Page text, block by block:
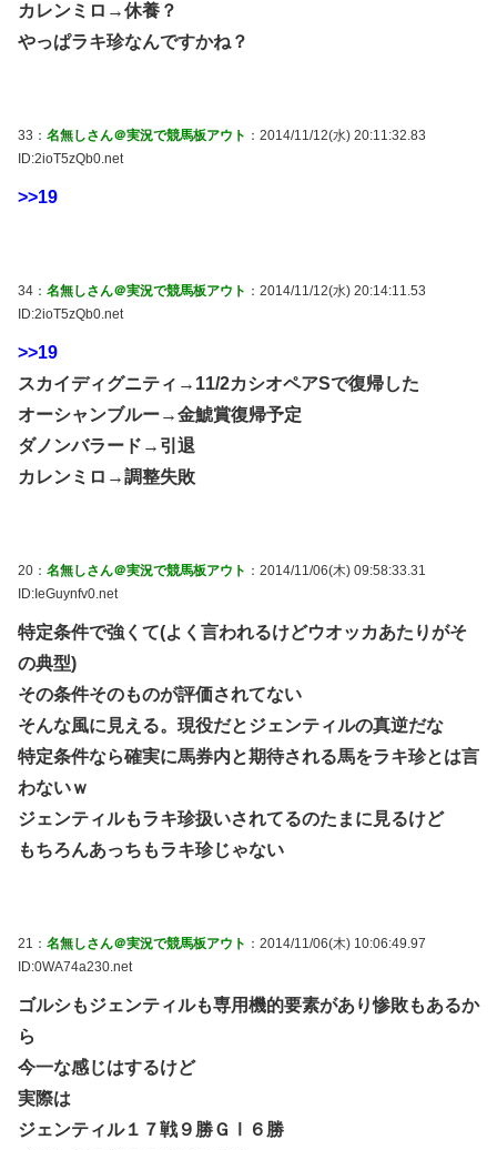
カレンミロ→休養？
やっぱラキ珍なんですかね？
33： 名無しさん＠実況で競馬板アウト ：2014/11/12(水) 20:11:32.83
ID:2ioT5zQb0.net
>>19
34： 名無しさん＠実況で競馬板アウト ：2014/11/12(水) 20:14:11.53
ID:2ioT5zQb0.net
>>19
スカイディグニティ→11/2カシオペアSで復帰した
オーシャンブルー→金鯱賞復帰予定
ダノンバラード→引退
カレンミロ→調整失敗
20： 名無しさん＠実況で競馬板アウト ：2014/11/06(木) 09:58:33.31
ID:IeGuynfv0.net
特定条件で強くて(よく言われるけどウオッカあたりがそ
の典型)
その条件そのものが評価されてない
そんな風に見える。現役だとジェンティルの真逆だな
特定条件なら確実に馬券内と期待される馬をラキ珍とは言
わないｗ
ジェンティルもラキ珍扱いされてるのたまに見るけど
もちろんあっちもラキ珍じゃない
21： 名無しさん＠実況で競馬板アウト ：2014/11/06(木) 10:06:49.97
ID:0WA74a230.net
ゴルシもジェンティルも専用機的要素があり惨敗もあるか
ら
今一な感じはするけど
実際は
ジェンティル１７戦９勝ＧⅠ６勝